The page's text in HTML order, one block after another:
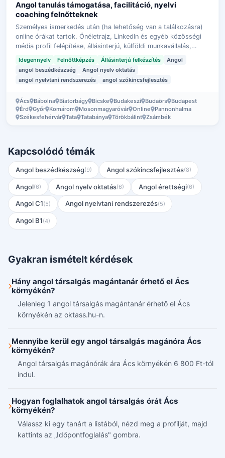
Angol tanulás támogatása, facilitáció, nyelvi
coaching felnőtteknek
Személyes ismerkedés után (ha lehetőség van a találkozásra)
online órákat tartok. Önéletrajz, LinkedIn és egyéb közösségi
média profil felépítése, állásinterjú, külföldi munkavállalás,
Idegennyelv Felnőttképzés Állásinterjú felkészítés
Angol
angol beszédkészség
Angol nyelv oktatás
angol nyelvtani rendszerezés
angol szókincsfejlesztés
Ács Bábolna Biatorbágy Bicske Budakeszi Budaörs Budapest
Érd
Győr Komárom Mosonmagyaróvár Online
Pannonhalma
Székesfehérvár Tata Tatabánya Törökbálint Zsámbék
Kapcsolódó témák
Angol beszédkészség(9) Angol szókincsfejlesztés(8)
Angol(6) Angol nyelv oktatás(6) Angol érettségi(6)
Angol C1(5) Angol nyelvtani rendszerezés(5)
Angol B1(4)
Gyakran ismételt kérdések
Hány angol társalgás magántanár érhető el Ács
környékén?
Jelenleg 1 angol társalgás magántanár érhető el Ács
környékén az oktass.hu-n.
Mennyibe kerül egy angol társalgás magánóra Ács
környékén?
Angol társalgás magánórák ára Ács környékén 6 800 Ft-tól
indul.
Hogyan foglalhatok angol társalgás órát Ács
környékén?
Válassz ki egy tanárt a listából, nézd meg a profilját, majd
kattints az „Időpontfoglalás" gombra.